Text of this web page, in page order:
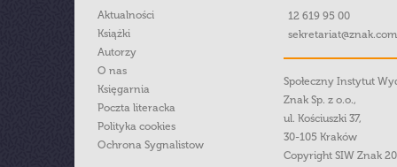
Aktualności
Książki
Autorzy
O nas
Księgarnia
Poczta literacka
Polityka cookies
Ochrona Sygnalistow
12 619 95 00
Społeczny Instytut
Znak Sp. z o.o.,
ul. Kościuszki 37,
30-105 Kraków
Copyright SIW Znak